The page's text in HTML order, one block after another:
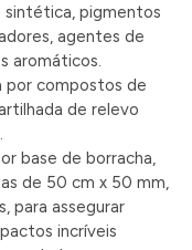
pigmentos
agentes de
aromáticos.
por compostos de
de relevo
base de borracha,
de 50 cm x 50 mm,
para assegurar
incríveis